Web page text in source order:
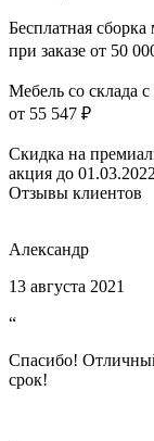
Бесплатная
при заказе от 50
Мебель со склада
от 55 547 ₽
Скидка на
акция до 01.03.2022
Отзывы клиентов
Александр
13 августа 2021
“
Спасибо!
срок!